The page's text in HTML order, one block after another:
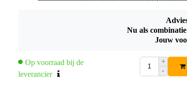
Nu als
Jouw
Op voorraad bij de
leverancier
+
-